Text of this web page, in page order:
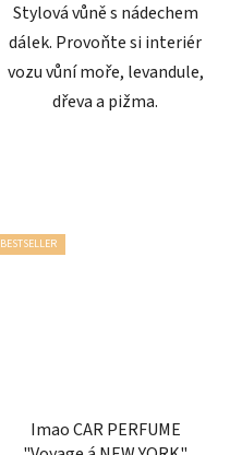
Stylová vůně s nádechem
dálek. Provoňte si interiér
vozu vůní moře, levandule,
dřeva a pižma.
BESTSELLER
Imao CAR PERFUME